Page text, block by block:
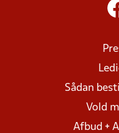
Sådan
Vold
Afbud +